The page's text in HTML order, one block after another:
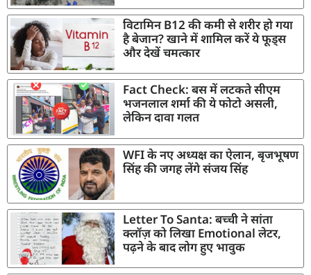
विटामिन B12 की कमी से शरीर हो गया
है बेजान? खाने में शामिल करें ये फूड्स
और देखें चमत्कार
Fact Check: बस में लटकते सीएम
भजनलाल शर्मा की ये फोटो असली,
लेकिन दावा गलत
WFI के नए अध्यक्ष का ऐलान, बृजभूषण
सिंह की जगह लेंगे संजय सिंह
Letter To Santa: बच्ची ने सांता
क्लॉज़ को लिखा Emotional लेटर,
पढ़ने के बाद लोग हुए भावुक